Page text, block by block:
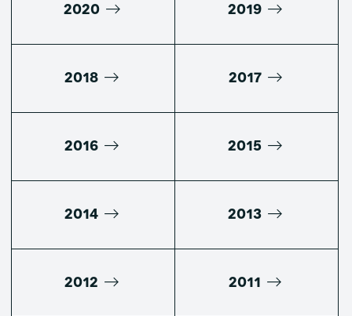
2020 2019
2018 2017
2016 2015
2014 2013
2012 2011